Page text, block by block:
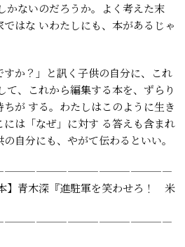
かないのだろうか。よく考えた末
ではな いわたしにも、本があるじゃ
すか？」と訊く子供の自分に、これ
て、これから編集する本を、ずらり
ちが する。わたしはこのように生き
は「なぜ」に対す る答えも含まれ
自分にも、やがて伝わるといい。
】青木深『進駐軍を笑わせろ！ 米